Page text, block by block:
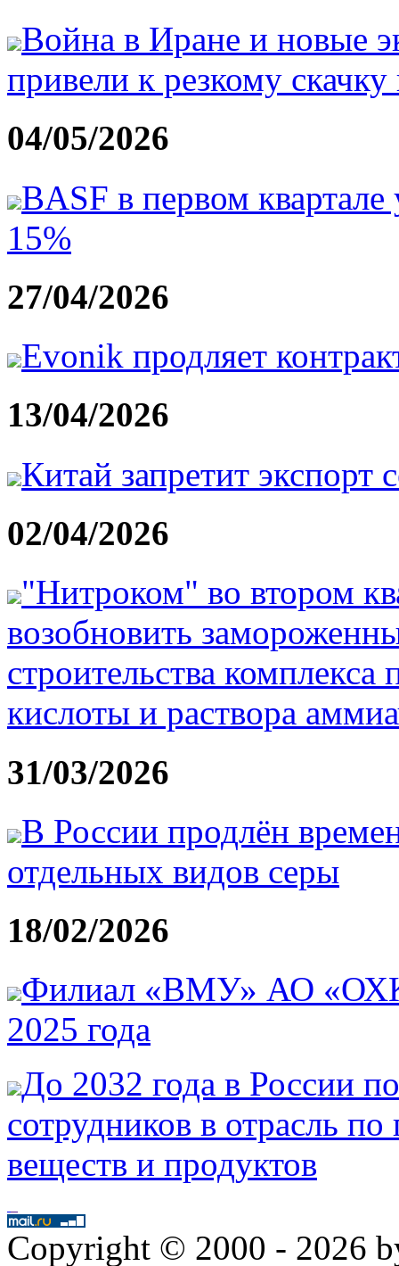
Война в Иране и новые
привели к резкому
04/05/2026
BASF в первом
15%
27/04/2026
Evonik продляет
13/04/2026
Китай запретит экспорт
02/04/2026
"Нитроком" во втором
возобновить
строительства комплекса
кислоты и раствора
31/03/2026
В России продлён
отдельных видов серы
18/02/2026
Филиал «ВМУ» АО «ОХК
2025 года
До 2032 года в России
сотрудников в отрасль
веществ и продуктов
Copyright © 2000 - 2026